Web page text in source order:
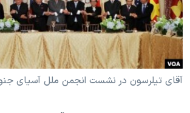
فرهنگ و زندگی
حقوق شهروندی
اقتصادی
علم و فناوری
مستندها
انتخابات ریاست جمهوری آمریکا ۲۰۲۴
حمله جمهوری اسلامی به اسرائیل
رمز مهسا
دنبال کنید
آقای تیلرسون در نشست انجمن ملل آسیای